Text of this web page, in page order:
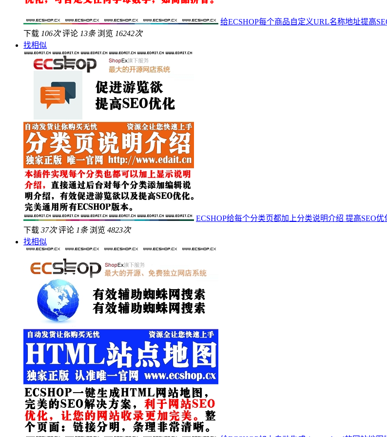
给ECSHOP每个商品自定义URL名称地址提高
下载 106次 评论 13条 浏览 16242次
找相似
ECSHOP给每个分类页都加上分类说明介绍 提高SEO优
下载 37次 评论 1条 浏览 4823次
找相似